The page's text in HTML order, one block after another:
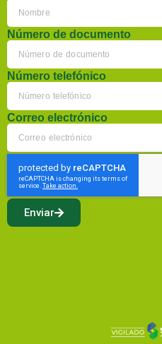
Número de documento
Número telefónico
Correo electrónico
Enviar